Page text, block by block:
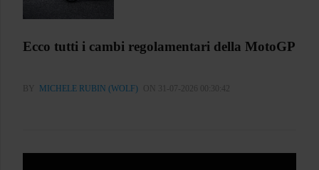
Ecco tutti i cambi regolamentari della MotoGP
BY MICHELE RUBIN (WOLF) ON 31-07-2026 00:30:42